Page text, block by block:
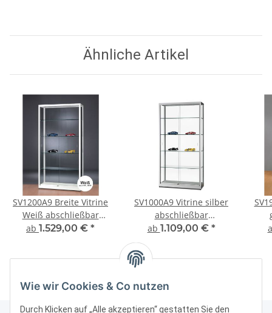
Wie wir Cookies & Co nutzen
Durch Klicken auf „Alle akzeptieren“ gestatten Sie den
Ähnliche Artikel
SV1200A9 Breite Vitrine
Weiß abschließbar
Ausstellungsvitrine
ab 1.529,00 € *
SV1000A9 Vitrine silber
abschließbar
Ausstellungsvitrine
Präsentationsvitrine aus
ab 1.109,00 € *